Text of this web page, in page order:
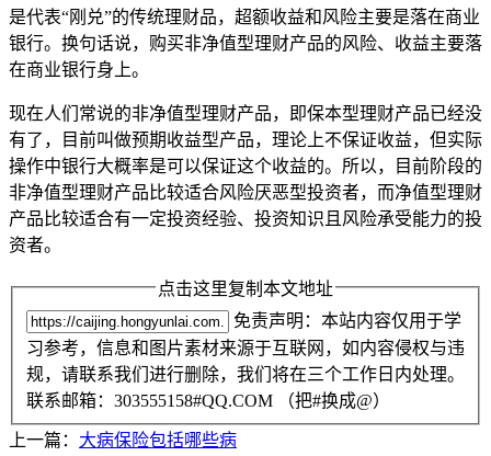
是代表“刚兑”的传统理财品，超额收益和风险主要是落在商业
银行。换句话说，购买非净值型理财产品的风险、收益主要落
在商业银行身上。
现在人们常说的非净值型理财产品，即保本型理财产品已经没
有了，目前叫做预期收益型产品，理论上不保证收益，但实际
操作中银行大概率是可以保证这个收益的。所以，目前阶段的
非净值型理财产品比较适合风险厌恶型投资者，而净值型理财
产品比较适合有一定投资经验、投资知识且风险承受能力的投
资者。
点击这里复制本文地址
免责声明：本站内容仅用于学
习参考，信息和图片素材来源于互联网，如内容侵权与违
规，请联系我们进行删除，我们将在三个工作日内处理。
联系邮箱：303555158#QQ.COM （把#换成@）
上一篇： 大病保险包括哪些病